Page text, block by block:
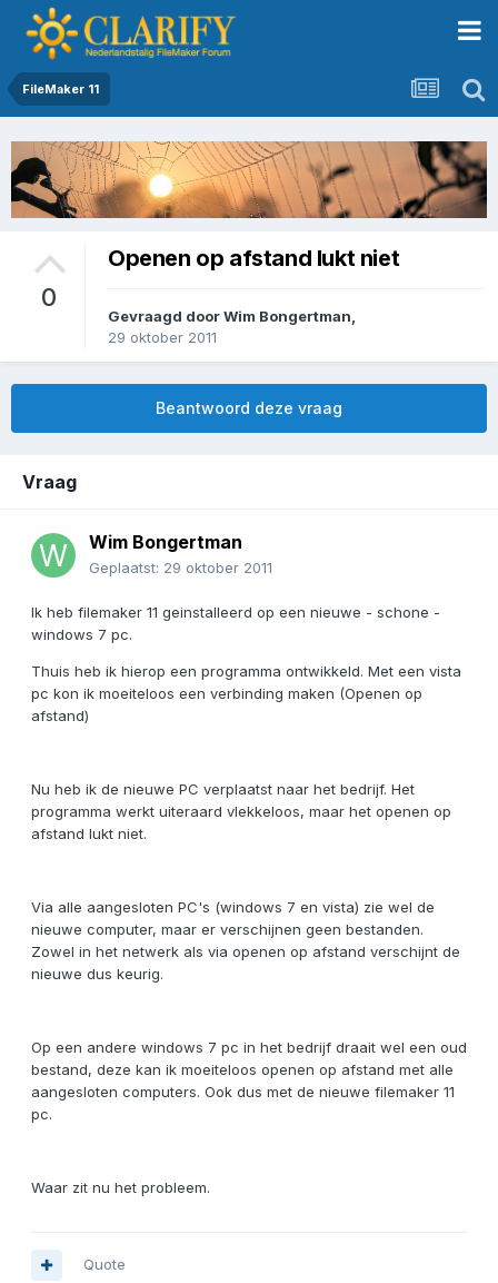
FileMaker 11
0
Openen op afstand lukt niet
Gevraagd doorWim Bongertman
29 oktober 2011
Beantwoord deze vraag
Vraag
Wim Bongertman
Geplaatst: 29 oktober 2011
Ik heb filemaker 11 geinstalleerd op een nieuwe - schone -
windows 7 pc.
Thuis heb ik hierop een programma ontwikkeld. Met een vista
pc kon ik moeiteloos een verbinding maken (Openen op
afstand)
Nu heb ik de nieuwe PC verplaatst naar het bedrijf. Het
programma werkt uiteraard vlekkeloos, maar het openen op
afstand lukt niet.
Via alle aangesloten PC's (windows 7 en vista) zie wel de
nieuwe computer, maar er verschijnen geen bestanden.
Zowel in het netwerk als via openen op afstand verschijnt de
nieuwe dus keurig.
Op een andere windows 7 pc in het bedrijf draait wel een oud
bestand, deze kan ik moeiteloos openen op afstand met alle
aangesloten computers. Ook dus met de nieuwe filemaker 11
pc.
Waar zit nu het probleem.
Quote